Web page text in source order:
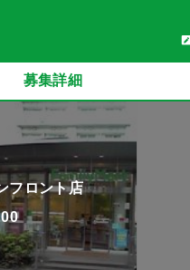
募集詳細
フロント店